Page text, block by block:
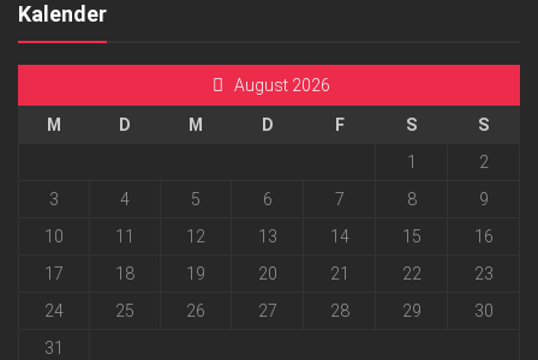
Kalender
August 2026
M D M D F S
S
1
2
3
4 5 6 7 8
9
10
11 12 13 14 15
16
17
18 19 20 21 22
23
24
25 26 27 28 29
30
31